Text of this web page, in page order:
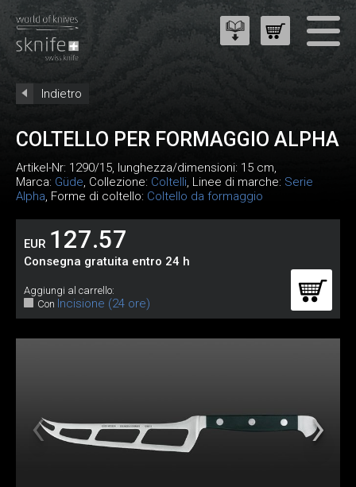
Indietro
COLTELLO PER FORMAGGIO ALPHA
Artikel-Nr: 1290/15, lunghezza/dimensioni: 15 cm,
Marca: Güde, Collezione: Coltelli, Linee di marche: Serie
Alpha, Forme di coltello: Coltello da formaggio
EUR 127.57
Consegna gratuita entro 24 h
Aggiungi al carrello:
Con Incisione (24 ore)